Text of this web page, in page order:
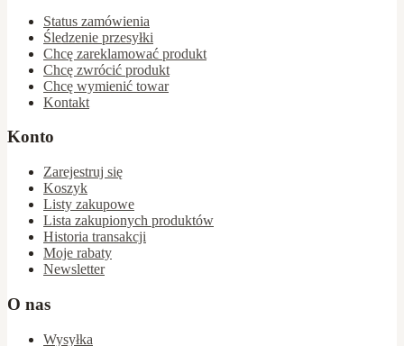
Status zamówienia
Śledzenie przesyłki
Chcę zareklamować produkt
Chcę zwrócić produkt
Chcę wymienić towar
Kontakt
Konto
Zarejestruj się
Koszyk
Listy zakupowe
Lista zakupionych produktów
Historia transakcji
Moje rabaty
Newsletter
O nas
Wysyłka